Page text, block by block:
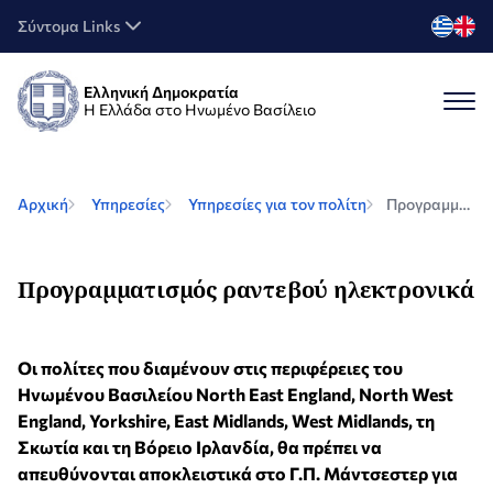
Σύντομα Links
Ελληνική Δημοκρατία
Η Ελλάδα στο Ηνωμένο Βασίλειο
Αρχική Υπηρεσίες Υπηρεσίες για τον πολίτη Προγραμματισμός ραντεβού ηλεκτρονικά
Προγραμματισμός ραντεβού ηλεκτρονικά
Οι πολίτες που διαμένουν στις περιφέρειες του
Ηνωμένου Βασιλείου North East England, North West
England, Yorkshire, East Midlands, West Midlands, τη
Σκωτία και τη Βόρειο Ιρλανδία, θα πρέπει να
απευθύνονται αποκλειστικά στο Γ.Π. Μάντσεστερ για